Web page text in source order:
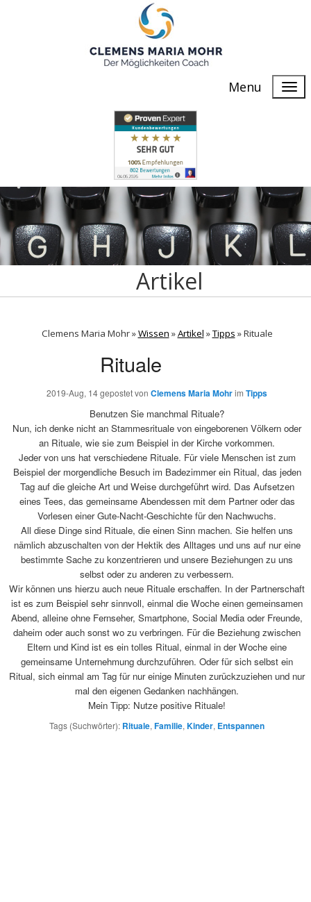
Menu
Artikel
Clemens Maria Mohr »Wissen »Artikel »Tipps »Rituale
Rituale
2019-Aug, 14gepostet von Clemens Maria Mohrim Tipps
Benutzen Sie manchmal Rituale?
Nun, ich denke nicht an Stammesrituale von eingeborenen Völkern oder
an Rituale, wie sie zum Beispiel in der Kirche vorkommen.
Jeder von uns hat verschiedene Rituale. Für viele Menschen ist zum
Beispiel der morgendliche Besuch im Badezimmer ein Ritual, das jeden
Tag auf die gleiche Art und Weise durchgeführt wird. Das Aufsetzen
eines Tees, das gemeinsame Abendessen mit dem Partner oder das
Vorlesen einer Gute-Nacht-Geschichte für den Nachwuchs.
All diese Dinge sind Rituale, die einen Sinn machen. Sie helfen uns
nämlich abzuschalten von der Hektik des Alltages und uns auf nur eine
bestimmte Sache zu konzentrieren und unsere Beziehungen zu uns
selbst oder zu anderen zu verbessern.
Wir können uns hierzu auch neue Rituale erschaffen. In der Partnerschaft
ist es zum Beispiel sehr sinnvoll, einmal die Woche einen gemeinsamen
Abend, alleine ohne Fernseher, Smartphone, Social Media oder Freunde,
daheim oder auch sonst wo zu verbringen. Für die Beziehung zwischen
Eltern und Kind ist es ein tolles Ritual, einmal in der Woche eine
gemeinsame Unternehmung durchzuführen. Oder für sich selbst ein
Ritual, sich einmal am Tag für nur einige Minuten zurückzuziehen und nur
mal den eigenen Gedanken nachhängen.
Mein Tipp: Nutze positive Rituale!
Tags (Suchwörter): Rituale,Familie,Kinder, Entspannen